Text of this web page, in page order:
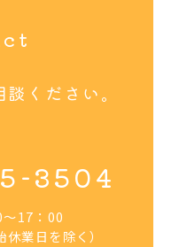
ください。
3504
17：00
休業日を除く）